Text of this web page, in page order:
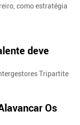
como estratégia
deve
Tripartite
Os